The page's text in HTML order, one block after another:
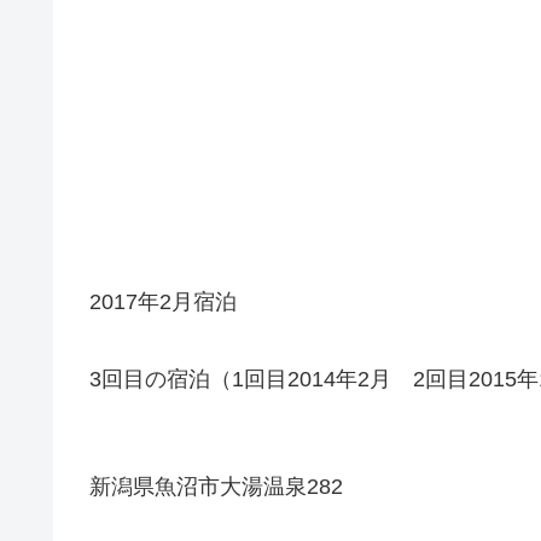
2017年2月宿泊
3回目の宿泊（1回目2014年2月 2回目2015
新潟県魚沼市大湯温泉282